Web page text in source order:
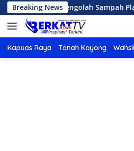
Langsung
ke
konten
Breaking NewsMengolah Sampah Plastik
Kapuas Raya Tanah Kayong